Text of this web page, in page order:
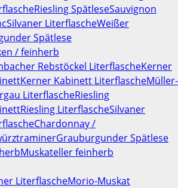
Riesling SpätleseSauvignon
Silvaner LiterflascheWeißer
Spätlese
/ feinherb
Rebstöckel LiterflascheKerner
Kerner Kabinett LiterflascheMüller-
LiterflascheRiesling
Riesling LiterflascheSilvaner
Chardonnay /
Grauburgunder Spätlese
Muskateller feinherb
LiterflascheMorio-Muskat